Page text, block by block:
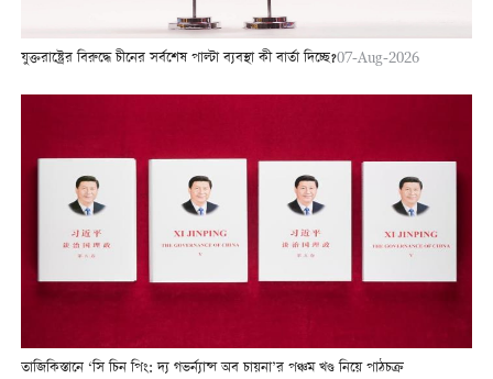
যুক্তরাষ্ট্রের বিরুদ্ধে চীনের সর্বশেষ পাল্টা ব্যবস্থা কী বার্তা দিচ্ছে?07-Aug-2026
তাজিকিস্তানে ‘সি চিন পিং: দ্য গভর্ন্যান্স অব চায়না’র পঞ্চম খণ্ড নিয়ে পাঠচক্র